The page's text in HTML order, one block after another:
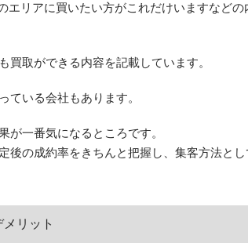
エリアに買いたい方がこれだけいますなどの
取ができる内容を記載しています。
ている会社もあります。
が一番気になるところです。
後の成約率をきちんと把握し、集客方法と
リット